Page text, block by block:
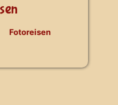
Fotoreisen